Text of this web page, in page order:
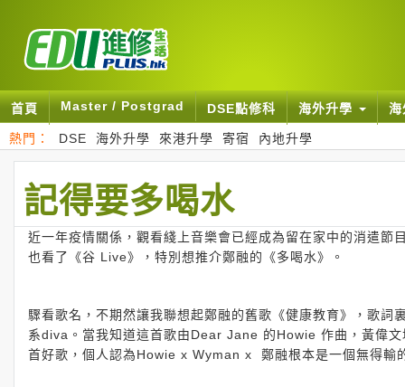
首頁 Master / Postgrad DSE點修科 海外升學
熱門： DSE 海外升學 來港升學 寄宿 內地升學
記得要多喝水
近一年疫情關係，觀看綫上音樂會已經成為留在家中的消遣
也看了《谷 Live》，特別想推介鄭融的《多喝水》。
驟看歌名，不期然讓我聯想起鄭融的舊歌《健康教育》，歌
系diva。當我知道這首歌由Dear Jane 的Howie 作曲，黃偉
首好歌，個人認為Howie x Wyman x 鄭融根本是一個無得輸